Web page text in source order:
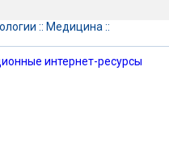
:: Медицина ::
интернет-ресурсы